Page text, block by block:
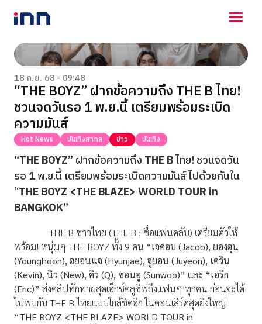
NEWS
ENTERTAINMENT
LIFESTYLE
HOROSCOPE
LOTTERY
VIDEO
ร่วมด้วยช่วยกัน
18 ก.ย. 68 - 09:48
“THE BOYZ” ฝากข้อความถึง THE B ไทย!
ชวนจดวันรอ 1 พ.ย.นี้ เตรียมพร้อมระเบิด
ความมันส์
Hot News บันเทิงสากล ข่าว บันเทิง
“THE BOYZ” ฝากข้อความถึง THE Bไทย! ชวนจดวัน
รอ 1พ.ย.นี้ เตรียมพร้อมระเบิดความมันส์ไปด้วยกันใน
“THE BOYZ <THE BLAZE> WORLD TOUR in
BANGKOK”
THE B ชาวไทย (THE B : ชื่อแฟนคลับ) เตรียมตัวให้
พร้อม! หนุ่มๆ THE BOYZ ทั้ง 9 คน “เจคอบ (Jacob), ยองฮุน
(Younghoon), ฮยอนแจ (Hyunjae), จูยอน (Juyeon), เควิน
(Kevin), นิว (New), คิว (Q), ซอนอู (Sunwoo)” และ “เอริก
(Eric)” ส่งคลิปทักทายสุดเอ็กซ์คลูซีฟถึงแฟนๆ ทุกคน ก่อนจะได้
ไปพบกับ THE B ไทยแบบใกล้ชิดอีก ในคอนเสิร์ตสุดยิ่งใหญ่
“THE BOYZ <THE BLAZE> WORLD TOUR in